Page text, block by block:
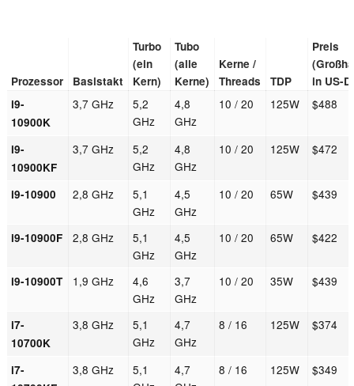
Prozessor Basistakt
Turbo
(ein
Kern)
Tubo
(alle
Kerne)
Kerne /
Threads
TDP
Preis
in US-
i9-
10900K
3,7 GHz
5,2
GHz
4,8
GHz
10 / 20 125W $488
i9-
10900KF
3,7 GHz
5,2
GHz
4,8
GHz
10 / 20 125W $472
i9-10900 2,8 GHz
5,1
GHz
4,5
GHz
10 / 20 65W $439
i9-10900F 2,8 GHz
5,1
GHz
4,5
GHz
10 / 20 65W $422
i9-10900T 1,9 GHz
4,6
GHz
3,7
GHz
10 / 20 35W $439
i7-
10700K
3,8 GHz
5,1
GHz
4,7
GHz
8 / 16 125W $374
i7-
3,8 GHz
5,1
4,7
8 / 16 125W $349